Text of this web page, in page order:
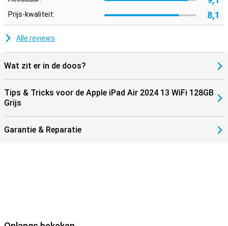
Prijs-kwaliteit: 8,1
Alle reviews
Wat zit er in de doos?
Tips & Tricks voor de Apple iPad Air 2024 13 WiFi 128GB
Grijs
Garantie & Reparatie